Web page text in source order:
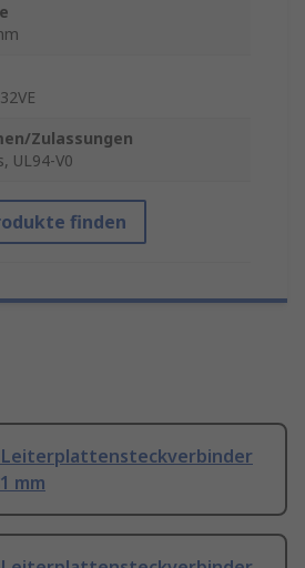
Zulassungen
UL94-V0
finden
Leiterplattensteckverbinder
mm